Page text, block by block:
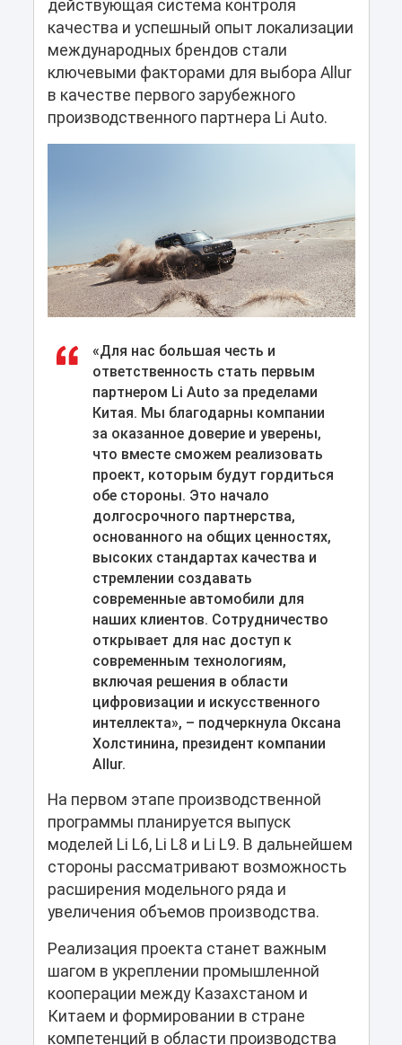
действующая система контроля
качества и успешный опыт локализации
международных брендов стали
ключевыми факторами для выбора Allur
в качестве первого зарубежного
производственного партнера Li Auto.
«Для нас большая честь и
ответственность стать первым
партнером Li Auto за пределами
Китая. Мы благодарны компании
за оказанное доверие и уверены,
что вместе сможем реализовать
проект, которым будут гордиться
обе стороны. Это начало
долгосрочного партнерства,
основанного на общих ценностях,
высоких стандартах качества и
стремлении создавать
современные автомобили для
наших клиентов. Сотрудничество
открывает для нас доступ к
современным технологиям,
включая решения в области
цифровизации и искусственного
интеллекта», – подчеркнула Оксана
Холстинина, президент компании
Allur.
На первом этапе производственной
программы планируется выпуск
моделей Li L6, Li L8 и Li L9. В дальнейшем
стороны рассматривают возможность
расширения модельного ряда и
увеличения объемов производства.
Реализация проекта станет важным
шагом в укреплении промышленной
кооперации между Казахстаном и
Китаем и формировании в стране
компетенций в области производства